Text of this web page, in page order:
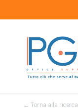
← Torna alla ricerca